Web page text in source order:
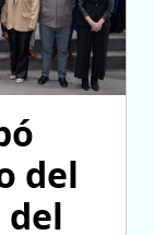
del
del